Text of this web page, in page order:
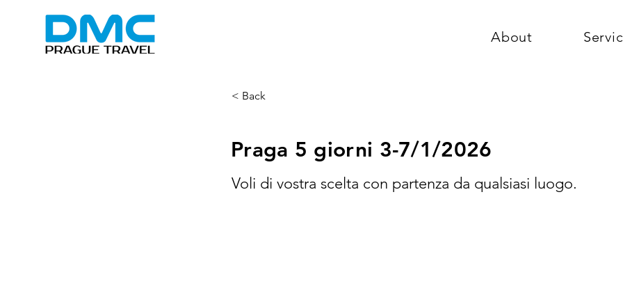
About
< Back
Praga 5 giorni 3-7/1/2026
Voli di vostra scelta con partenza da qualsiasi luogo.